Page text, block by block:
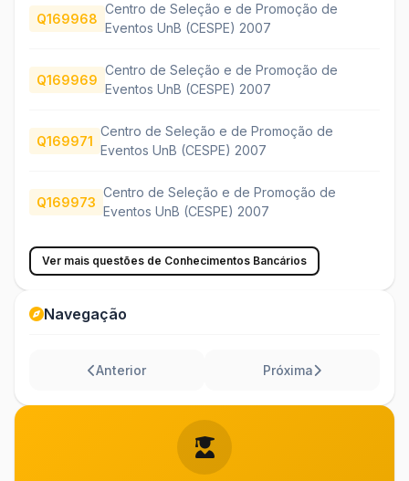
Q169968
Centro de Seleção e de Promoção de
Eventos UnB (CESPE) 2007
Q169969
Centro de Seleção e de Promoção de
Eventos UnB (CESPE) 2007
Q169971
Centro de Seleção e de Promoção de
Eventos UnB (CESPE) 2007
Q169973
Centro de Seleção e de Promoção de
Eventos UnB (CESPE) 2007
Ver mais questões de Conhecimentos Bancários
Navegação
Anterior Próxima